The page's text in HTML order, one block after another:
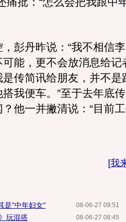
丹昨说：“我不相信李
能，更不会放消息给记
传简讯给朋友，并不是
我便车。”至于去年底
他一并撇清说：“目前
[我
08-06-27 09:51
是"中年妇女"
08-06-27 08:45
玩混搭